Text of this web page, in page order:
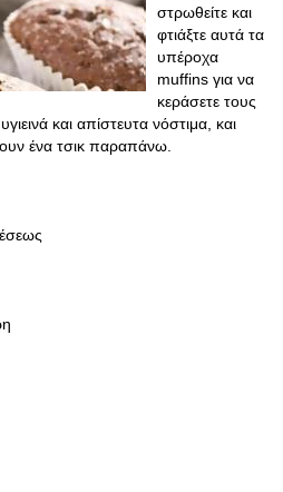
στρωθείτε και
φτιάξτε αυτά τα
υπέροχα
muffins για να
κεράσετε τους
και απίστευτα νόστιμα, και
ένα τσικ παραπάνω.